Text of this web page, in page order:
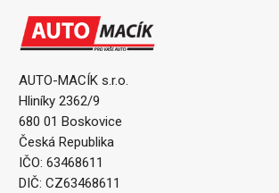
AUTO-MACÍK s.r.o.
Hliníky 2362/9
680 01 Boskovice
Česká Republika
IČO: 63468611
DIČ: CZ63468611